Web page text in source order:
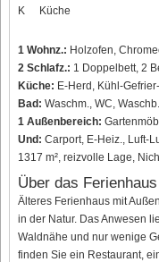
K
Küche
1 Wohnz.: Holzofen,
2 Schlafz.: 1 Doppelbett, 2
Küche: E-Herd, Kühl-
Bad: Waschm., WC,
1 Außenbereich:
Und: Carport, E-Heiz., Luft-
1317 m², reizvolle Lage,
Über das Ferienhaus
Älteres Ferienhaus mit
in der Natur. Das Anwesen
Waldnähe und nur wenige
finden Sie ein Restaurant,